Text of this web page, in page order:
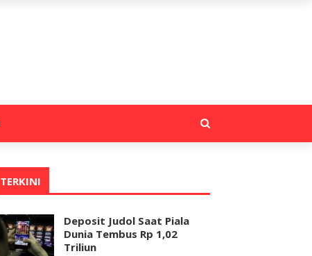
TERKINI
Deposit Judol Saat Piala
Dunia Tembus Rp 1,02
Triliun